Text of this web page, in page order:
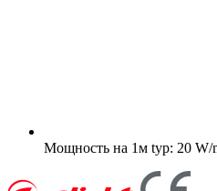
Мощность на 1м typ: 20 W/